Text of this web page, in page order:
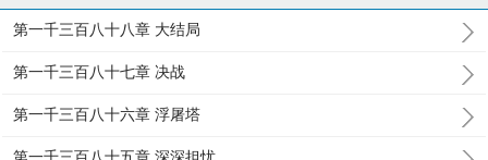
第一千三百八十八章 大结局
第一千三百八十七章 决战
第一千三百八十六章 浮屠塔